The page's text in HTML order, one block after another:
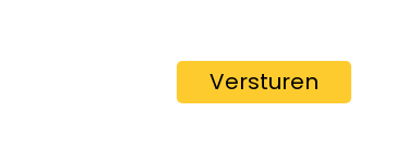
Versturen